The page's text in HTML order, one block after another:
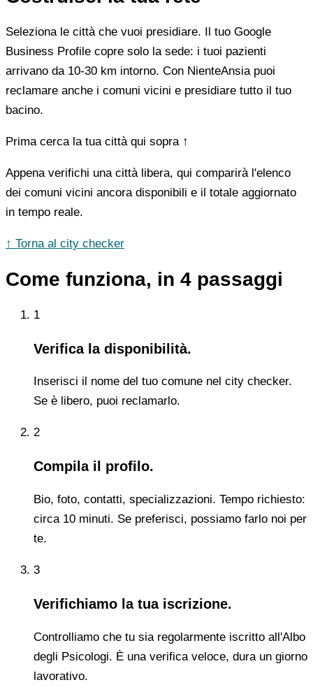
Seleziona le città che vuoi presidiare. Il tuo Google
Business Profile copre solo la sede: i tuoi pazienti
arrivano da 10-30 km intorno. Con NienteAnsia puoi
reclamare anche i comuni vicini e presidiare tutto il tuo
bacino.
Prima cerca la tua città qui sopra ↑
Appena verifichi una città libera, qui comparirà l'elenco
dei comuni vicini ancora disponibili e il totale aggiornato
in tempo reale.
↑ Torna al city checker
Come funziona, in 4 passaggi
1
Verifica la disponibilità.
Inserisci il nome del tuo comune nel city checker.
Se è libero, puoi reclamarlo.
2
Compila il profilo.
Bio, foto, contatti, specializzazioni. Tempo richiesto:
circa 10 minuti. Se preferisci, possiamo farlo noi per
te.
3
Verifichiamo la tua iscrizione.
Controlliamo che tu sia regolarmente iscritto all'Albo
degli Psicologi. È una verifica veloce, dura un giorno
lavorativo.